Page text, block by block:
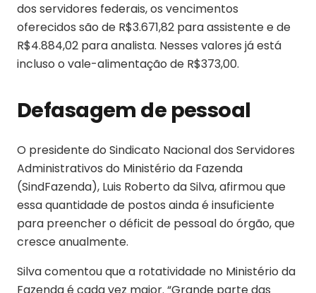
dos servidores federais, os vencimentos
oferecidos são de R$3.671,82 para assistente e de
R$4.884,02 para analista. Nesses valores já está
incluso o vale-alimentação de R$373,00.
Defasagem de pessoal
O presidente do Sindicato Nacional dos Servidores
Administrativos do Ministério da Fazenda
(SindFazenda), Luis Roberto da Silva, afirmou que
essa quantidade de postos ainda é insuficiente
para preencher o déficit de pessoal do órgão, que
cresce anualmente.
Silva comentou que a rotatividade no Ministério da